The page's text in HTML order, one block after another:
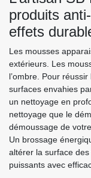
produits
effets
Les mousses
extérieurs. Les
l’ombre. Pour
surfaces envahies
un nettoyage en
nettoyage que le
démoussage de
Un brossage
altérer la surface
puissants avec